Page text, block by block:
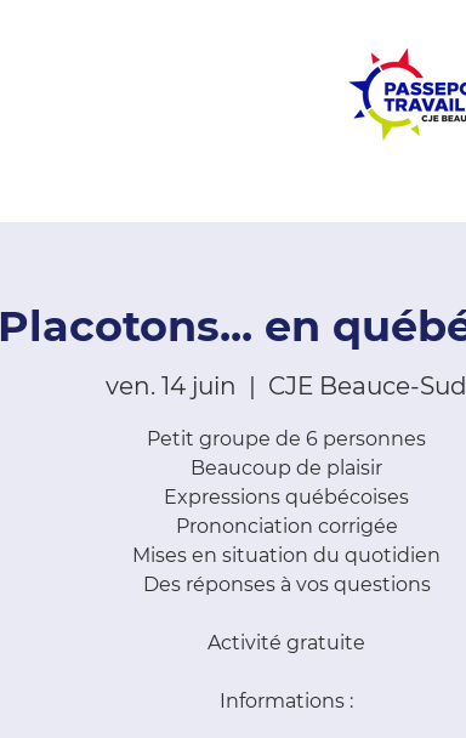
Placotons... en
ven. 14 juin
  |
CJE Beauce-Sud
Petit groupe de 6 personnes
Beaucoup de plaisir
Expressions québécoises
Prononciation corrigée
Mises en situation du quotidien
Des réponses à vos questions
Activité gratuite
Informations :